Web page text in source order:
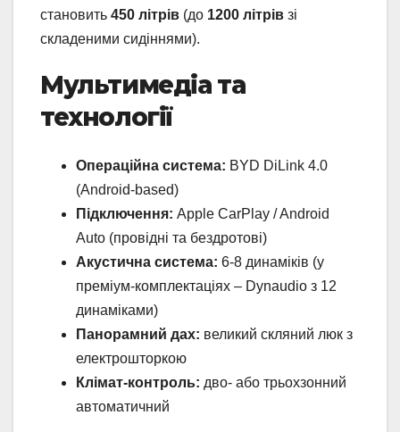
становить 450 літрів (до 1200 літрів зі
складеними сидіннями).
Мультимедіа та
технології
Операційна система: BYD DiLink 4.0
(Android-based)
Підключення: Apple CarPlay / Android
Auto (провідні та бездротові)
Акустична система: 6-8 динаміків (у
преміум-комплектаціях – Dynaudio з 12
динаміками)
Панорамний дах: великий скляний люк з
електрошторкою
Клімат-контроль: дво- або трьохзонний
автоматичний